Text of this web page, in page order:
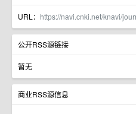
URL： https://navi.cnki.net/knavi/
公开RSS源链接
暂无
商业RSS源信息